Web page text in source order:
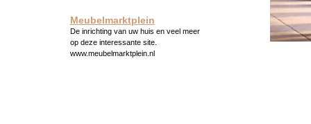
Meubelmarktplein
De inrichting van uw huis en veel meer
op deze interessante site.
www.meubelmarktplein.nl